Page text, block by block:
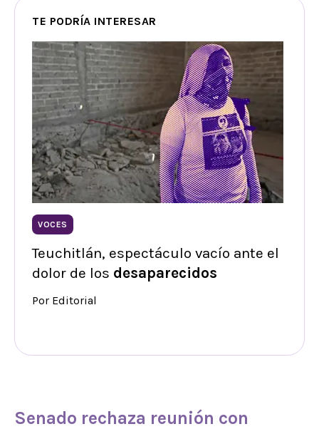
TE PODRÍA INTERESAR
VOCES
Teuchitlán, espectáculo vacío ante el
dolor de los desaparecidos
Por Editorial
Senado rechaza reunión con